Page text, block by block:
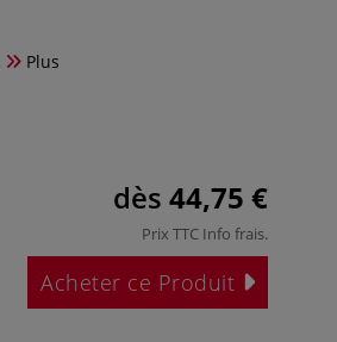
Plus
dès 44,75 €
Prix TTC Info frais.
Acheter ce Produit